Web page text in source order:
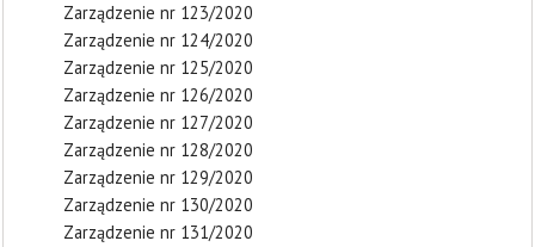
Zarządzenie nr 123/2020
Zarządzenie nr 124/2020
Zarządzenie nr 125/2020
Zarządzenie nr 126/2020
Zarządzenie nr 127/2020
Zarządzenie nr 128/2020
Zarządzenie nr 129/2020
Zarządzenie nr 130/2020
Zarządzenie nr 131/2020